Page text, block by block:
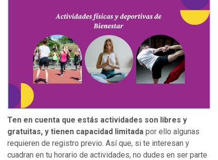
Ten en cuenta que estás actividades son libres y
gratuitas, y tienen capacidad limitada por ello algunas
requieren de registro previo. Así que, si te interesan y
cuadran en tu horario de actividades, no dudes en ser parte